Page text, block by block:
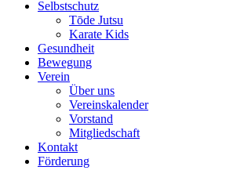
Selbst­schutz
Tōde Jutsu
Kara­te Kids
Gesund­heit
Bewe­gung
Ver­ein
Über uns
Ver­einska­len­der
Vor­stand
Mit­glied­schaft
Kon­takt
För­de­rung